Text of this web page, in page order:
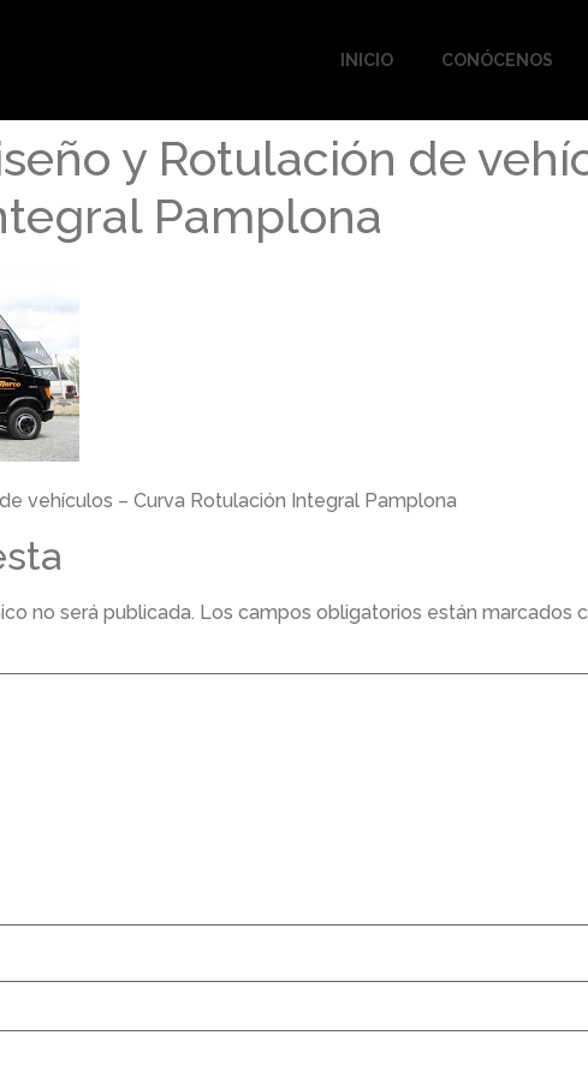
INICIO CONÓCENOS
y Rotulación de
Pamplona
vehículos – Curva Rotulación Integral Pamplona
no será publicada. Los campos obligatorios están marcados